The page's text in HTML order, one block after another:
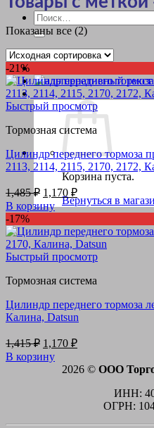
Искать:
Корзина пуста.
Вернуться в
Показаны все (2)
-21%
Быстрый просмотр
Тормозная система
Цилиндр переднего тормоза
2113, 2114, 2115, 2170, 2172,
1,485₽ Первоначальная
цена
составляла
1,485 ₽.
1,170 ₽Текущая
цена:
В корзину
-17%
Быстрый просмотр
Тормозная система
Цилиндр переднего тормоза
Калина, Datsun
1,415₽ Первоначальная
цена
составляла
1,170 ₽Текущая
1,170 ₽.
В корзину
2026 © ООО
ИНН:
ОГРН: